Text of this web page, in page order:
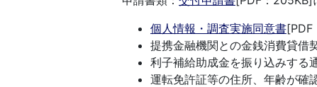
個人情報・調査実施同意書[PDF
提携金融機関との金銭消費貸借
利子補給助成金を振り込みする
運転免許証等の住所、年齢が確